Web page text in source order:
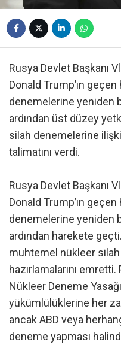
Rusya Devlet Başkanı
Donald Trump’ın
denemelerine yeniden
ardından üst düzey
silah denemelerine
talimatını verdi.
Rusya Devlet Başkanı
Donald Trump’ın
denemelerine yeniden
ardından harekete
muhtemel nükleer
hazırlamalarını emretti.
Nükleer Deneme
yükümlülüklerine her
ancak ABD veya
deneme yapması